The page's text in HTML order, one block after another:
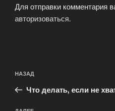
Для отправки комментария
авторизоваться.
по
записям
Предыдущая
запись:
НАЗАД
Что делать, если не